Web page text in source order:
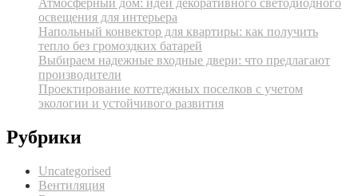
Атмосферный дом: идеи декоративного светодиодного
освещения для интерьера
Напольный конвектор для квартиры: как получить
тепло без громоздких батарей
Выбираем надежные входные двери: что предлагают
производители
Проектирование коттеджных поселков с учетом
экологии и устойчивого развития
Рубрики
Uncategorised
Вентиляция